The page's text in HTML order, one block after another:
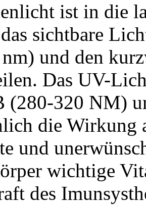
ist in die
sichtbare
und den
Das UV-
(280-320 NM)
die Wirkung
und
wichtige
des